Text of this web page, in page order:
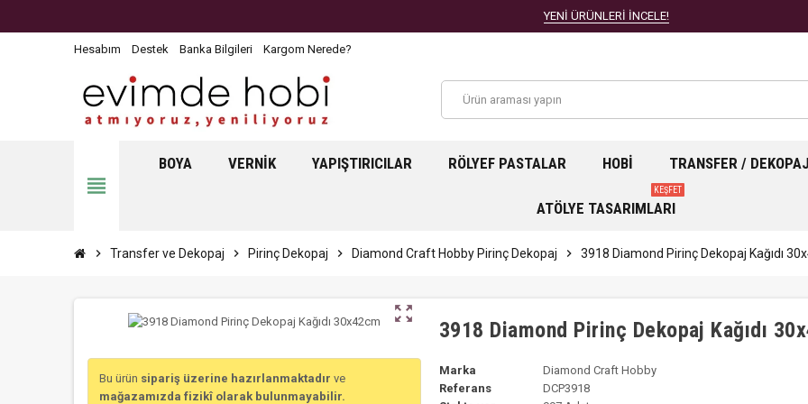
YENİ ÜRÜNLERİ İNCELE!
Hesabım Destek Banka Bilgileri Kargom Nerede?
view_headline
BOYA VERNIK YAPIŞTIRICILAR RÖLYEF PASTALAR HOBI TRANSFER / DEKOPAJ
ATÖLYE TASARIMLARI
KEŞFET
chevron_right Transfer ve Dekopaj chevron_right Pirinç Dekopaj chevron_right Diamond Craft Hobby Pirinç Dekopaj chevron_right 3918 Diamond Pirinç Dekopaj Kağıdı
zoom_out_map
Bu ürün sipariş üzerine hazırlanmaktadır ve
mağazamızda fizikî olarak bulunmayabilir.
3918 Diamond Pirinç Dekopaj Kağıdı
Marka
Diamond Craft Hobby
Referans
DCP3918